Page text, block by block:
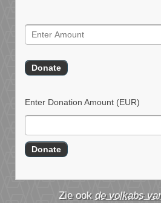
Enter Donation Amount (EUR)
de volkabs